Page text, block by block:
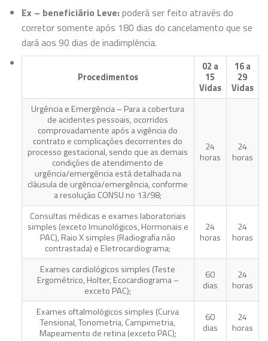
Ex – beneficiário Leve:poderá ser feito através do
corretor somente após 180 dias do cancelamento que se
dará aos 90 dias de inadimplência.
Procedimentos
02 a
15
Vidas
16 a
29
Vidas
Urgência e Emergência – Para a cobertura
de acidentes pessoais, ocorridos
comprovadamente após a vigência do
contrato e complicações decorrentes do
processo gestacional, sendo que as demais
condições de atendimento de
urgência/emergência está detalhada na
cláusula de urgência/emergência, conforme
a resolução CONSU no 13/98;
24
horas
24
horas
Consultas médicas e exames laboratoriais
simples (exceto Imunológicos, Hormonais e
PAC), Raio X simples (Radiografia não
contrastada) e Eletrocardiograma;
24
horas
24
horas
Exames cardiológicos simples (Teste
Ergométrico, Holter, Ecocardiograma –
exceto PAC);
60
dias
24
horas
Exames oftalmológicos simples (Curva
Tensional, Tonometria, Campimetria,
Mapeamento de retina (exceto PAC);
60
dias
24
horas